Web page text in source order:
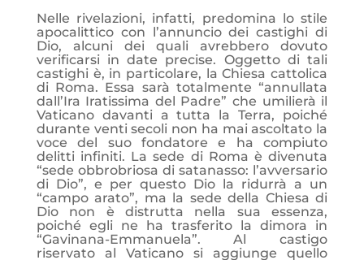
Nelle rivelazioni, infatti, predomina lo stile
apocalittico con l’annuncio dei castighi di
Dio, alcuni dei quali avrebbero dovuto
verificarsi in date precise. Oggetto di tali
castighi è, in particolare, la Chiesa cattolica
di Roma. Essa sarà totalmente “annullata
dall’Ira Iratissima del Padre” che umilierà il
Vaticano davanti a tutta la Terra, poiché
durante venti secoli non ha mai ascoltato la
voce del suo fondatore e ha compiuto
delitti infiniti. La sede di Roma è divenuta
“sede obbrobriosa di satanasso: l’avversario
di Dio”, e per questo Dio la ridurrà a un
“campo arato”, ma la sede della Chiesa di
Dio non è distrutta nella sua essenza,
poiché egli ne ha trasferito la dimora in
“Gavinana-Emmanuela”. Al castigo
riservato al Vaticano si aggiunge quello